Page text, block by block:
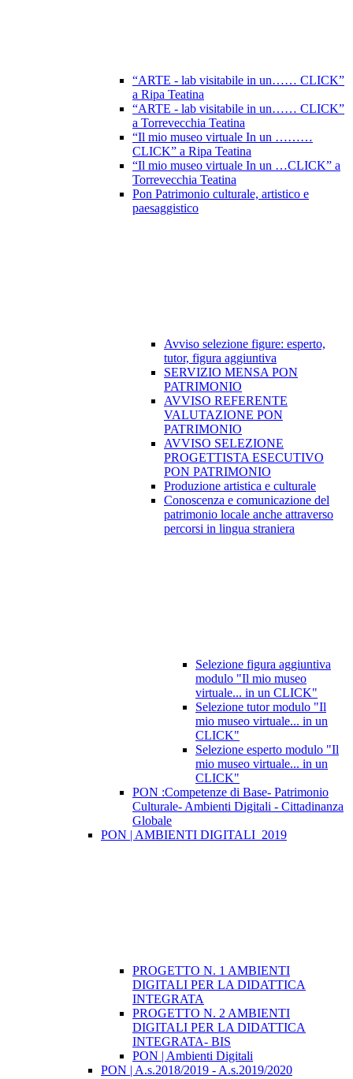
“ARTE - lab visitabile in un…… CLICK”
a Ripa Teatina
“ARTE - lab visitabile in un…… CLICK”
a Torrevecchia Teatina
“Il mio museo virtuale In un ………
CLICK” a Ripa Teatina
“Il mio museo virtuale In un …CLICK” a
Torrevecchia Teatina
Pon Patrimonio culturale, artistico e
paesaggistico
Avviso selezione figure: esperto,
tutor, figura aggiuntiva
SERVIZIO MENSA PON
PATRIMONIO
AVVISO REFERENTE
VALUTAZIONE PON
PATRIMONIO
AVVISO SELEZIONE
PROGETTISTA ESECUTIVO
PON PATRIMONIO
Produzione artistica e culturale
Conoscenza e comunicazione del
patrimonio locale anche attraverso
percorsi in lingua straniera
Selezione figura aggiuntiva
modulo "Il mio museo
virtuale... in un CLICK"
Selezione tutor modulo "Il
mio museo virtuale... in un
CLICK"
Selezione esperto modulo "Il
mio museo virtuale... in un
CLICK"
PON :Competenze di Base- Patrimonio
Culturale- Ambienti Digitali - Cittadinanza
Globale
PON | AMBIENTI DIGITALI_2019
PROGETTO N. 1 AMBIENTI
DIGITALI PER LA DIDATTICA
INTEGRATA
PROGETTO N. 2 AMBIENTI
DIGITALI PER LA DIDATTICA
INTEGRATA- BIS
PON | Ambienti Digitali
PON | A.s.2018/2019 - A.s.2019/2020